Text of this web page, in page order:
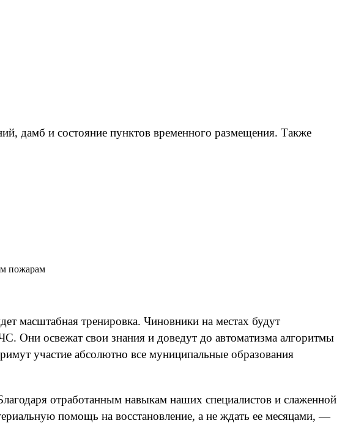
дамб и состояние пунктов временного размещения. Также
пожарам
масштабная тренировка. Чиновники на местах будут
Они освежат свои знания и доведут до автоматизма алгоритмы
участие абсолютно все муниципальные образования
отработанным навыкам наших специалистов и слаженной
помощь на восстановление, а не ждать ее месяцами, —